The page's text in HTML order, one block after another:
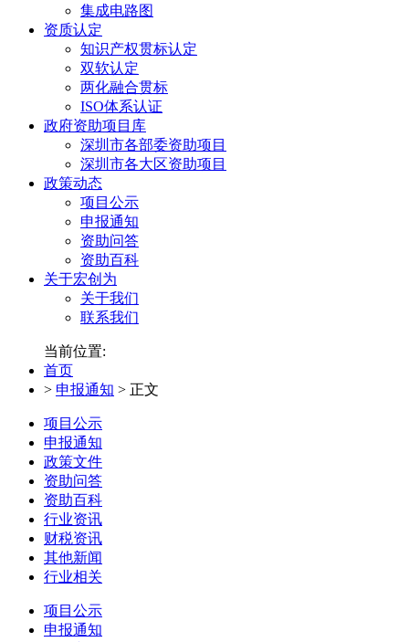
集成电路图
资质认定
知识产权贯标认定
双软认定
两化融合贯标
ISO体系认证
政府资助项目库
深圳市各部委资助项目
深圳市各大区资助项目
政策动态
项目公示
申报通知
资助问答
资助百科
关于宏创为
关于我们
联系我们
当前位置:
首页
> 申报通知 > 正文
项目公示
申报通知
政策文件
资助问答
资助百科
行业资讯
财税资讯
其他新闻
行业相关
项目公示
申报通知